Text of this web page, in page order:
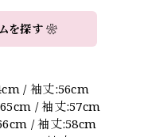
を探す ❀
/ 袖丈:56cm
/ 袖丈:57cm
/ 袖丈:58cm